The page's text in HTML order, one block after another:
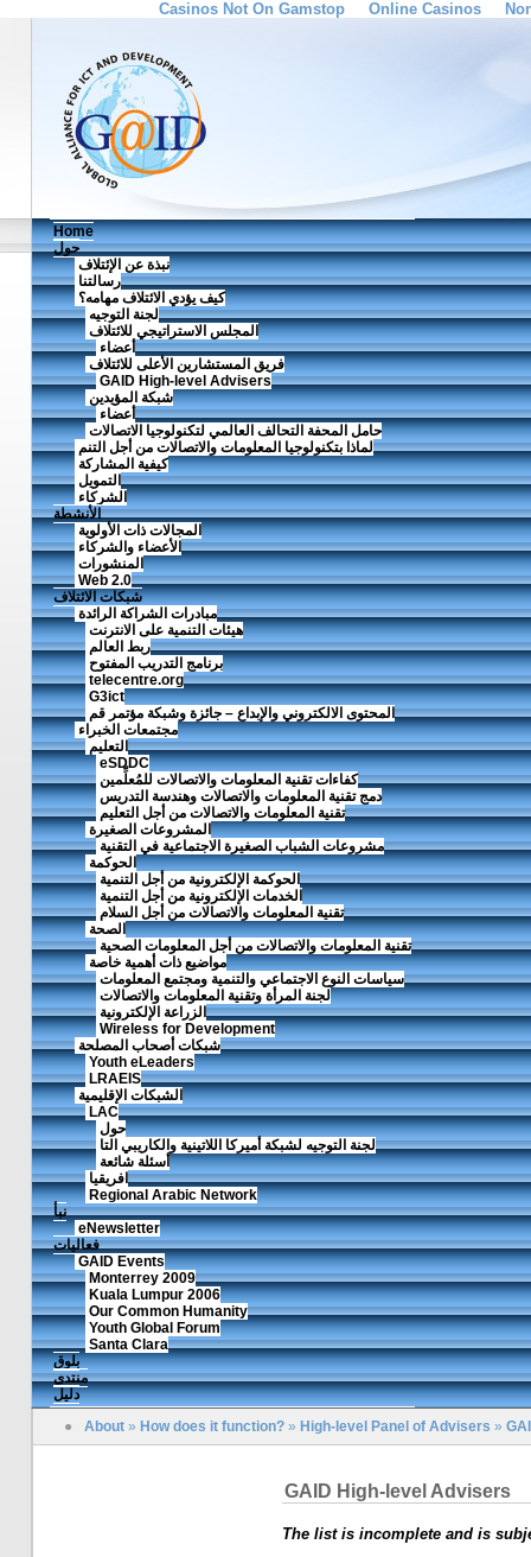
Casinos Not On Gamstop Online Casinos
Home
حول
نبذة عن الإئتلاف
رسالتنا
كيف يؤدي الائتلاف مهامه؟
لجنة التوجيه
المجلس الاستراتيجي للائتلاف
أعضاء
فريق المستشارين الأعلى للائتلاف
GAID High-level Advisers
شبكة المؤيدين
أعضاء
حامل المحفة التحالف العالمي لتكنولوجيا الاتصالات
لماذا بتكنولوجيا المعلومات والاتصالات من أجل التنم
كيفية المشاركة
التمويل
الشركاء
الأنشطة
المجالات ذات الأولوية
الأعضاء والشركاء
المنشورات
Web 2.0
شبكات الائتلاف
مبادرات الشراكة الرائدة
هيئات التنمية على الانترنت
ربط العالم
برنامج التدريب المفتوح
telecentre.org
G3ict
المحتوى الالكتروني والإبداع – جائزة وشبكة مؤتمر قم
مجتمعات الخبراء
التعليم
eSDDC
كفاءات تقنية المعلومات والاتصالات للمُعلِّمين
دمج تقنية المعلومات والاتصالات وهندسة التدريس
تقنية المعلومات والاتصالات من أجل التعليم
المشروعات الصغيرة
مشروعات الشباب الصغيرة الاجتماعية في التقنية
الحوكمة
الحوكمة الإلكترونية من أجل التنمية
الخدمات الإلكترونية من أجل التنمية
تقنية المعلومات والاتصالات من أجل السلام
الصحة
تقنية المعلومات والاتصالات من أجل المعلومات الصحية
مواضيع ذات أهمية خاصة
سياسات النوع الاجتماعي والتنمية ومجتمع المعلومات
لجنة المرأة وتقنية المعلومات والاتصالات
الزراعة الإلكترونية
Wireless for Development
شبكات أصحاب المصلحة
Youth eLeaders
LRAEIS
الشبكات الإقليمية
LAC
حول
لجنة التوجيه لشبكة أميركا اللاتينية والكاريبي التا
أسئلة شائعة
افريقيا
Regional Arabic Network
نبأ
eNewsletter
فعاليات
GAID Events
Monterrey 2009
Kuala Lumpur 2006
Our Common Humanity
Youth Global Forum
Santa Clara
بلوق
منتدى
دليل
●
About» How does it function? » High-level Panel of Advisers »
GAID High-level Advisers
The list is incomplete and is